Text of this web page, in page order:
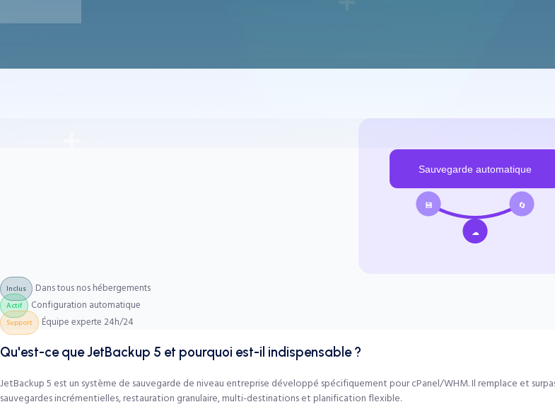
Inclus Dans tous nos hébergements
Actif Configuration automatique
Support Équipe experte 24h/24
Qu'est-ce que JetBackup 5 et pourquoi est-il indispensable ?
JetBackup 5 est un système de sauvegarde de niveau entreprise développé spécifiquement pour cPanel/WHM. Il remplace et
sauvegardes incrémentielles, restauration granulaire, multi-destinations et planification flexible.